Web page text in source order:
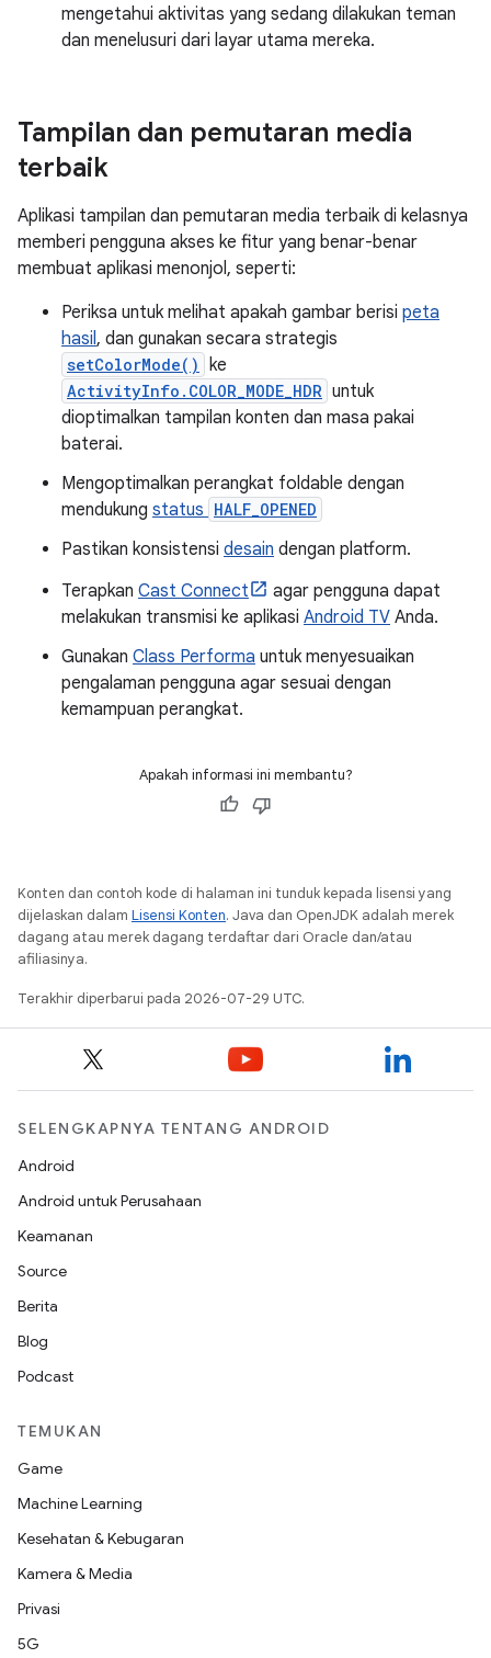
mengetahui aktivitas yang sedang dilakukan teman
dan menelusuri dari layar utama mereka.
Tampilan dan pemutaran media
terbaik
Aplikasi tampilan dan pemutaran media terbaik di kelasnya
memberi pengguna akses ke fitur yang benar-benar
membuat aplikasi menonjol, seperti:
Periksa untuk melihat apakah gambar berisi peta
hasil, dan gunakan secara strategis
setColorMode() ke
ActivityInfo.COLOR_MODE_HDR untuk
dioptimalkan tampilan konten dan masa pakai
baterai.
Mengoptimalkan perangkat foldable dengan
mendukung status HALF_OPENED
Pastikan konsistensi desain dengan platform.
Terapkan Cast Connect
agar pengguna dapat
melakukan transmisi ke aplikasi Android TV Anda.
Gunakan Class Performa untuk menyesuaikan
pengalaman pengguna agar sesuai dengan
kemampuan perangkat.
Apakah informasi ini membantu?
Konten dan contoh kode di halaman ini tunduk kepada lisensi yang
dijelaskan dalam Lisensi Konten. Java dan OpenJDK adalah merek
dagang atau merek dagang terdaftar dari Oracle dan/atau
afiliasinya.
Terakhir diperbarui pada 2026-07-29 UTC.
SELENGKAPNYA TENTANG ANDROID
Android
Android untuk Perusahaan
Keamanan
Source
Berita
Blog
Podcast
TEMUKAN
Game
Machine Learning
Kesehatan & Kebugaran
Kamera & Media
Privasi
5G